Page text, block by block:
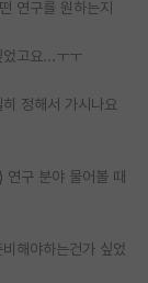
연구를 원하는지
고요...ㅜㅜ
정해서 가시나요
연구 분야 물어볼 때
해야하는건가 싶었